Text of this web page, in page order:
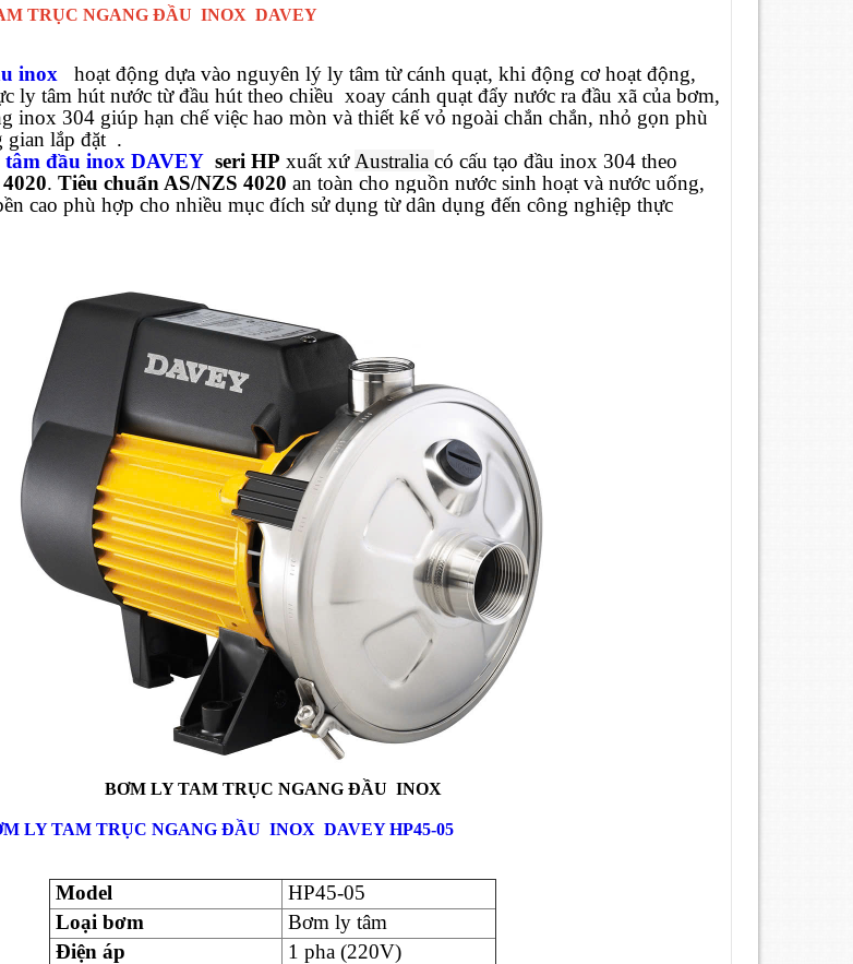
TRỤC NGANG ĐẦU INOX DAVEY
inox
hoạt động dựa vào nguyên lý ly tâm từ cánh quạt, khi động cơ hoạt động,
ly tâm hút nước từ đầu hút theo chiều xoay cánh quạt đẩy nước ra đầu xã của bơm,
inox 304 giúp hạn chế việc hao mòn và thiết kế vỏ ngoài chắn chắn, nhỏ gọn phù
lắp đặt .
đầu inox DAVEY seri HP xuất xứ Australia có cấu tạo đầu inox 304 theo
. Tiêu chuẩn AS/NZS 4020 an toàn cho nguồn nước sinh hoạt và nước uống,
cao phù hợp cho nhiều mục đích sử dụng từ dân dụng đến công nghiệp thực
BƠM LY TAM TRỤC NGANG ĐẦU INOX
LY TAM TRỤC NGANG ĐẦU INOX DAVEY HP45-05
Model
HP45-05
Loại bơm
Bơm ly tâm
Điện áp
1 pha (220V)